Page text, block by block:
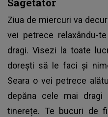
Ziua de miercuri va
vei petrece relaxându-
dragi. Visezi la toate
dorești să le faci și
Seara o vei petrece
depăna cele mai
tinerețe. Te bucuri de